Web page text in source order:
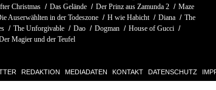
Christmas
Das Gelände Der Prinz aus Zamunda 2
Maze
Auserwählten in der Todeszone
H wie Habicht Diana
The
The Unforgivable Dao Dogman
House of Gucci
Magier und der Teufel
REDAKTION MEDIADATEN KONTAKT DATENSCHUTZ